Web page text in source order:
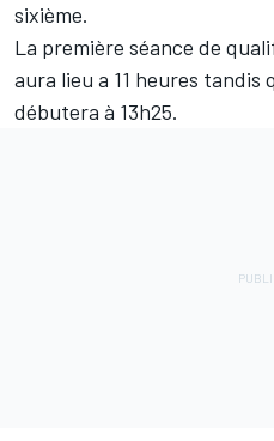
sixième.
La première séance de
aura lieu a 11 heures tandis
débutera à 13h25.